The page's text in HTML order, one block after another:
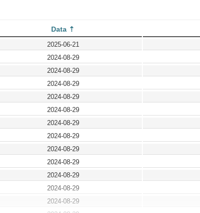
Data
2025-06-21
2024-08-29
2024-08-29
2024-08-29
2024-08-29
2024-08-29
2024-08-29
2024-08-29
2024-08-29
2024-08-29
2024-08-29
2024-08-29
2024-08-29